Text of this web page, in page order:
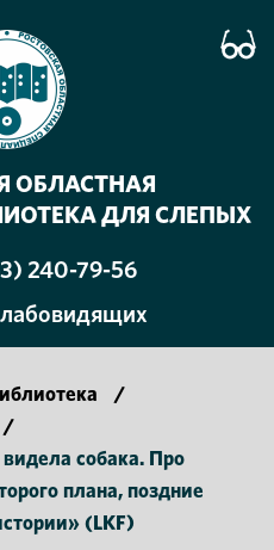
ОБЛАСТНАЯ
ДЛЯ СЛЕПЫХ
240-79-56
/
/
собака. Про
плана, поздние
(LKF)